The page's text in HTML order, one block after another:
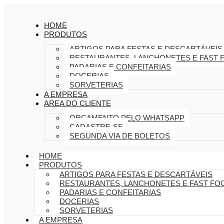
HOME
PRODUTOS
ARTIGOS PARA FESTAS E DESCARTÁVEIS
RESTAURANTES, LANCHONETES E FAST
PADARIAS E CONFEITARIAS
DOCERIAS
SORVETERIAS
A EMPRESA
AREA DO CLIENTE
ORÇAMENTO PELO WHATSAPP
CADASTRE-SE
SEGUNDA VIA DE BOLETOS
HOME
PRODUTOS
ARTIGOS PARA FESTAS E DESCARTÁVEIS
RESTAURANTES, LANCHONETES E FAST
PADARIAS E CONFEITARIAS
DOCERIAS
SORVETERIAS
A EMPRESA